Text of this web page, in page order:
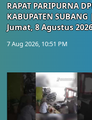
RAPAT PARIPURNA
KABUPATEN SUBANG
Jumat, 8 Agustus
7 Aug 2026, 10:51 PM